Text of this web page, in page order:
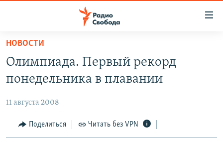
упрощенного
доступа
основному
Вернутся
ЦИТАТЫ СВОБОДЫ
МНЕНИЯ
НОВОСТИ
Олимпиада. Первый рекорд
понедельника в плавании
11 августа 2008
Поделиться Читать без VPN